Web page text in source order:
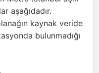
aşağıdadır.
kaynak veride
bulunmadığı